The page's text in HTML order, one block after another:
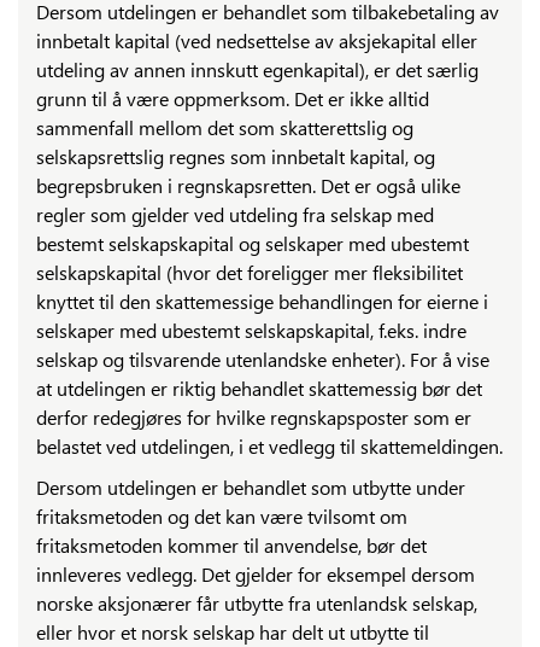
Dersom utdelingen er behandlet som tilbakebetaling av
innbetalt kapital (ved nedsettelse av aksjekapital eller
utdeling av annen innskutt egenkapital), er det særlig
grunn til å være oppmerksom. Det er ikke alltid
sammenfall mellom det som skatterettslig og
selskapsrettslig regnes som innbetalt kapital, og
begrepsbruken i regnskapsretten. Det er også ulike
regler som gjelder ved utdeling fra selskap med
bestemt selskapskapital og selskaper med ubestemt
selskapskapital (hvor det foreligger mer fleksibilitet
knyttet til den skattemessige behandlingen for eierne i
selskaper med ubestemt selskapskapital, f.eks. indre
selskap og tilsvarende utenlandske enheter). For å vise
at utdelingen er riktig behandlet skattemessig bør det
derfor redegjøres for hvilke regnskapsposter som er
belastet ved utdelingen, i et vedlegg til skattemeldingen.
Dersom utdelingen er behandlet som utbytte under
fritaksmetoden og det kan være tvilsomt om
fritaksmetoden kommer til anvendelse, bør det
innleveres vedlegg. Det gjelder for eksempel dersom
norske aksjonærer får utbytte fra utenlandsk selskap,
eller hvor et norsk selskap har delt ut utbytte til